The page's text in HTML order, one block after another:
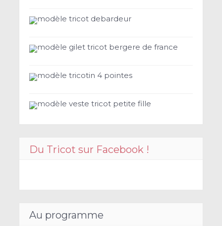
modèle tricot debardeur
modèle gilet tricot bergere de france
modèle tricotin 4 pointes
modèle veste tricot petite fille
Du Tricot sur Facebook !
Au programme